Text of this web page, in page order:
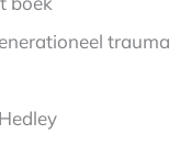
trauma